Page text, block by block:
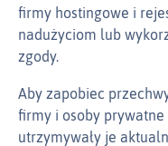
firmy hostingowe i
nadużyciom lub
zgody.
Aby zapobiec
firmy i osoby prywatne
utrzymywały je